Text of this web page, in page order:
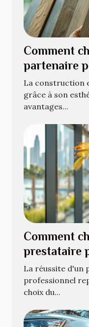
Comment
partenaire
La construction
grâce à son
avantages...
Comment
prestataire
immobiliers
La réussite d'un
professionnel
choix du...